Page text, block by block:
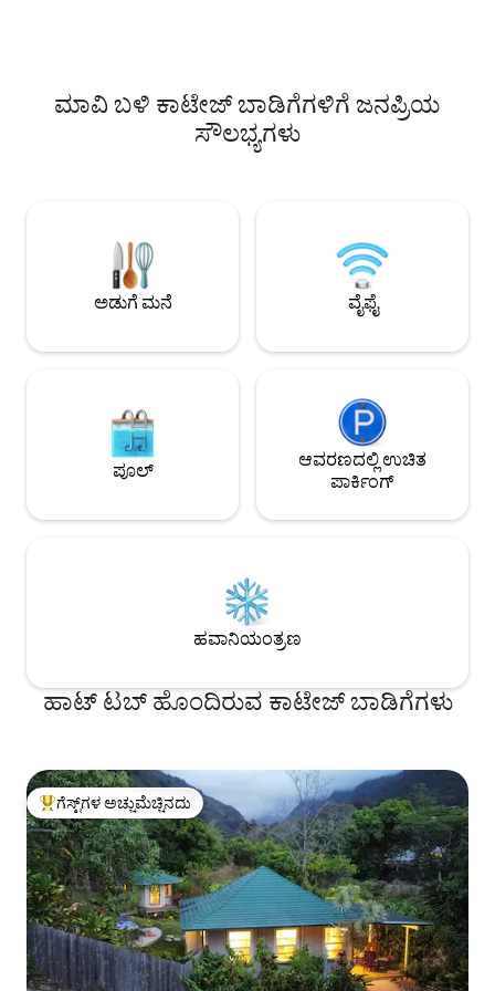
ಮಾವಿ ಬಳಿ ಕಾಟೇಜ್ ಬಾಡಿಗೆಗಳಿಗೆ ಜನಪ್ರಿಯ
ಸೌಲಭ್ಯಗಳು
ಅಡುಗೆ ಮನೆ ವೈಫೈ
ಪೂಲ್
ಆವರಣದಲ್ಲಿ ಉಚಿತ
ಪಾರ್ಕಿಂಗ್
ಹವಾನಿಯಂತ್ರಣ
ಹಾಟ್ ಟಬ್ ಹೊಂದಿರುವ ಕಾಟೇಜ್ ಬಾಡಿಗೆಗಳು
ಗೆಸ್ಟ್‌ಗಳಿಗೆ ಅತಿ ಹೆಚ್ಚು ಅಚ್ಚುಮೆಚ್ಚಿನದು
ಗೆಸ್ಟ್‌ಗಳ ಅಚ್ಚುಮೆಚ್ಚಿನದು